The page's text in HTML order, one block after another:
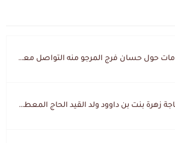
لمن له معلومات حول حسان فرج المرجو منه التواصل معي لقد اختفى تماما و كانت لي به علاقة تواصل خاصة
وأنا حفيد الحاجة زهرة بنت بن داوود ولد القيد الحاج المعطي المزمزي . ولا نمتلك من إرثه شيئا .